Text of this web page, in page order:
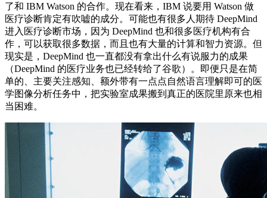
了和 IBM Watson 的合作。现在看来，IBM 说要用 Watson 做
医疗诊断肯定有吹嘘的成分。可能也有很多人期待 DeepMind
进入医疗诊断市场，因为 DeepMind 也和很多医疗机构有合
作，可以获取很多数据，而且也有大量的计算和智力资源。但
现实是，DeepMind 也一直都没有拿出什么有说服力的成果
（DeepMind 的医疗业务也已经转给了谷歌）。即便只是在简
单的、主要关注感知、额外带有一点点自然语言理解即可的医
学图像分析任务中，把实验室成果搬到真正的医院里原来也相
当困难。